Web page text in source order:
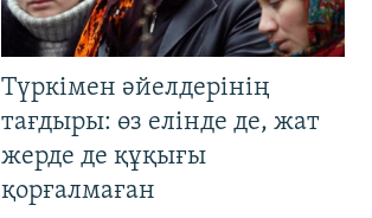
Түркімен әйелдерінің
тағдыры: өз елінде де, жат
жерде де құқығы
қорғалмаған